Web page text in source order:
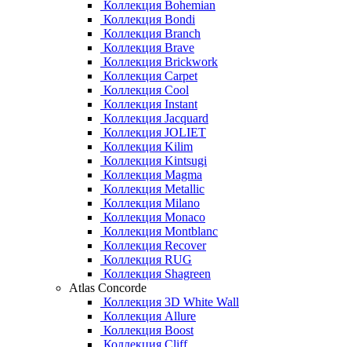
Коллекция Bohemian
Коллекция Bondi
Коллекция Branch
Коллекция Brave
Коллекция Brickwork
Коллекция Carpet
Коллекция Cool
Коллекция Instant
Коллекция Jacquard
Коллекция JOLIET
Коллекция Kilim
Коллекция Kintsugi
Коллекция Magma
Коллекция Metallic
Коллекция Milano
Коллекция Monaco
Коллекция Montblanc
Коллекция Recover
Коллекция RUG
Коллекция Shagreen
Atlas Concorde
Коллекция 3D White Wall
Коллекция Allure
Коллекция Boost
Коллекция Cliff